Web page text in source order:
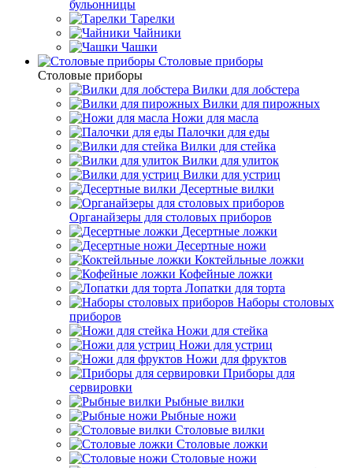
бульонницы
Тарелки
Чайники
Чашки
Cтоловые приборы
Cтоловые приборы
Вилки для лобстера
Вилки для пирожных
Ножи для масла
Палочки для еды
Вилки для стейка
Вилки для улиток
Вилки для устриц
Десертные вилки
Органайзеры для столовых приборов
Десертные ложки
Десертные ножи
Коктейльные ложки
Кофейные ложки
Лопатки для торта
Наборы столовых
приборов
Ножи для стейка
Ножи для устриц
Ножи для фруктов
Приборы для
сервировки
Рыбные вилки
Рыбные ножи
Столовые вилки
Столовые ложки
Столовые ножи